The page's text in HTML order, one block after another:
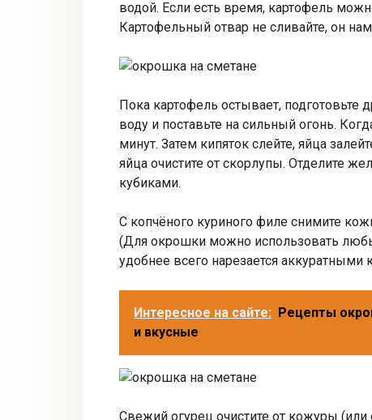
водой. Если есть время, картофель
Картофельный отвар не сливайте, он
Пока картофель остывает, подготовьте
воду и поставьте на сильный огонь.
минут. Затем кипяток слейте, яйца
яйца очистите от скорлупы. Отделите
кубиками.
С копчёного куриного филе снимите
(Для окрошки можно использовать
удобнее всего нарезается аккуратными
Интересное на сайте: Рецепты
и вкусные
Свежий огурец очистите от кожуры (или